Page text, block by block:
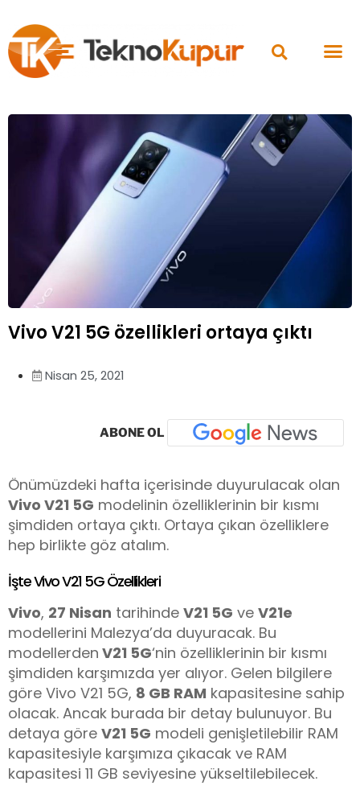
Vivo V21 5G özellikleri ortaya çıktı
Nisan 25, 2021
ABONE OL
Önümüzdeki hafta içerisinde duyurulacak olan
Vivo V21 5G modelinin özelliklerinin bir kısmı
şimdiden ortaya çıktı. Ortaya çıkan özelliklere
hep birlikte göz atalım.
İşte Vivo V21 5G Özellikleri
Vivo, 27 Nisan tarihinde V21 5G ve V21e
modellerini Malezya’da duyuracak. Bu
modellerden V21 5G‘nin özelliklerinin bir kısmı
şimdiden karşımızda yer alıyor. Gelen bilgilere
göre Vivo V21 5G, 8 GB RAM kapasitesine sahip
olacak. Ancak burada bir detay bulunuyor. Bu
detaya göre V21 5G modeli genişletilebilir RAM
kapasitesiyle karşımıza çıkacak ve RAM
kapasitesi 11 GB seviyesine yükseltilebilecek.